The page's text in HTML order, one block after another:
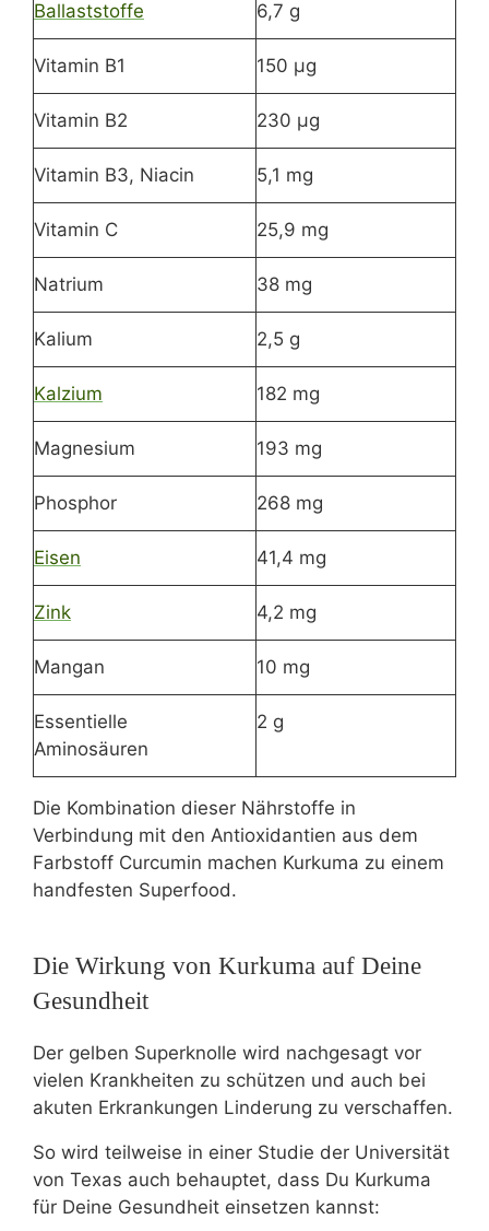
Ballaststoffe 6,7 g
Vitamin B1 150 µg
Vitamin B2 230 µg
Vitamin B3, Niacin 5,1 mg
Vitamin C 25,9 mg
Natrium 38 mg
Kalium 2,5 g
Kalzium 182 mg
Magnesium 193 mg
Phosphor 268 mg
Eisen 41,4 mg
Zink 4,2 mg
Mangan 10 mg
Essentielle
Aminosäuren
2 g
Die Kombination dieser Nährstoffe in
Verbindung mit den Antioxidantien aus dem
Farbstoff Curcumin machen Kurkuma zu einem
handfesten Superfood.
Die Wirkung von Kurkuma auf Deine
Gesundheit
Der gelben Superknolle wird nachgesagt vor
vielen Krankheiten zu schützen und auch bei
akuten Erkrankungen Linderung zu verschaffen.
So wird teilweise in einer Studie der Universität
von Texas auch behauptet, dass Du Kurkuma
für Deine Gesundheit einsetzen kannst: